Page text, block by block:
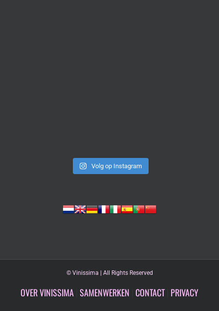
Volg op Instagram
© Vinissima | All Rights Reserved
OVER VINISSIMA SAMENWERKEN CONTACT| PRIVACY